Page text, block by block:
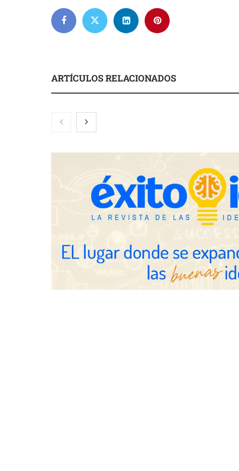
ARTÍCULOS RELACIONADOS
COMPALISS de LYSOTRIC: cuando
un solo producto multiplica las
años
transforman espacios de la mano
de Tormo Franquicias